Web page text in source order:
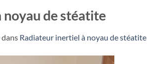
de stéatite
dans Radiateur inertiel à noyau de stéatite